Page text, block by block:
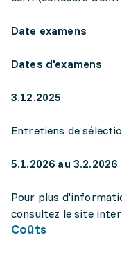
Date examens
Dates d'examens
3.12.2025
Entretiens de
5.1.2026 au 3.2.2026
Pour plus
consultez le site
Coûts